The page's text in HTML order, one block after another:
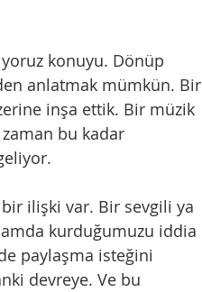
konuyu. Dönüp
anlatmak mümkün. Bir
inşa ettik. Bir müzik
bu kadar
bir ilişki var. Bir sevgili ya
kurduğumuzu iddia
paylaşma isteğini
devreye. Ve bu